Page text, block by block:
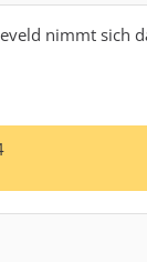
mit rein nehmen
nimmt sich